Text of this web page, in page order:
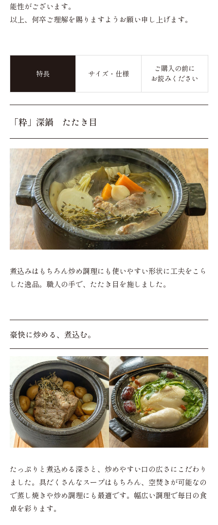
能性がございます。
以上、何卒ご理解を賜りますようお願い申し上げます。
特長 サイズ・仕様
ご購入の前に
お読みください
「粋」深鍋 たたき目
煮込みはもちろん炒め調理にも使いやすい形状に工夫をこら
した逸品。職人の手で、たたき目を施しました。
豪快に炒める、煮込む。
たっぷりと煮込める深さと、炒めやすい口の広さにこだわり
ました。具だくさんなスープはもちろん、空焚きが可能なの
で蒸し焼きや炒め調理にも最適です。幅広い調理で毎日の食
卓を彩ります。